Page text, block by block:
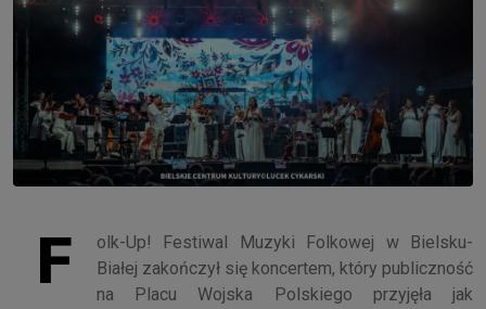
F
olk-Up! Festiwal Muzyki Folkowej w Bielsku-
Białej zakończył się koncertem, który publiczność
na Placu Wojska Polskiego przyjęła jak